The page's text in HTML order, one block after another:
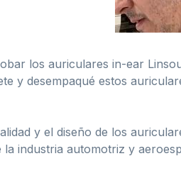
los auriculares in-ear
y desempaqué estos
y el diseño de los
industria automotriz y